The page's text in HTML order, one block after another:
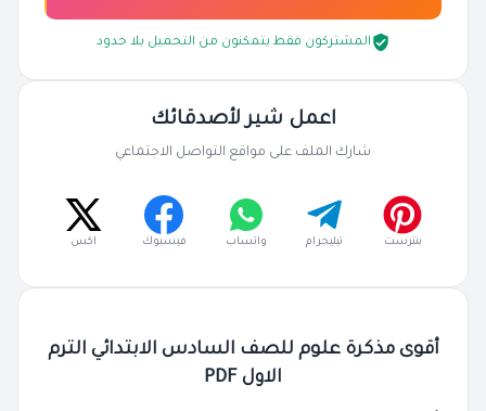
أقوى مذكرة علوم للصف السادس الابتدائي الترم
الاول PDF
المشتركون فقط يتمكنون من التحميل بلا حدود
اعمل شير لأصدقائك
شارك الملف على مواقع التواصل الاجتماعي
بنترست تيليجرام واتساب فيسبوك اكس